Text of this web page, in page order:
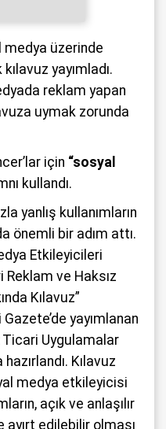
medya üzerinde
yayımladı.
reklam yapan
uymak zorunda
için “sosyal
kullandı.
yanlış kullanımların
önemli bir adım attı.
Etkileyicileri
Reklam ve Haksız
Kılavuz”
yayımlanan
Ticari Uygulamalar
Kılavuz
medya etkileyicisi
açık ve anlaşılır
edilebilir olması